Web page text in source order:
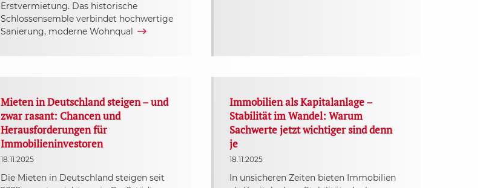
Erstvermietung. Das historische
Schlossensemble verbindet hochwertige
Sanierung, moderne Wohnqual
Mieten in Deutschland steigen – und
zwar rasant: Chancen und
Herausforderungen für
Immobilieninvestoren
18.11.2025
Die Mieten in Deutschland steigen seit
Immobilien als Kapitalanlage –
Stabilität im Wandel: Warum
Sachwerte jetzt wichtiger sind denn
je
18.11.2025
In unsicheren Zeiten bieten Immobilien